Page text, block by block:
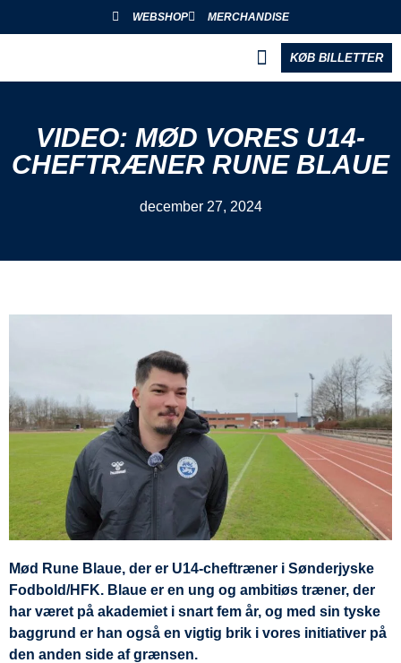
WEBSHOP MERCHANDISE
KØB BILLETTER
VIDEO: MØD VORES U14-
CHEFTRÆNER RUNE BLAUE
december 27, 2024
Mød Rune Blaue, der er U14-cheftræner i Sønderjyske
Fodbold/HFK. Blaue er en ung og ambitiøs træner, der
har været på akademiet i snart fem år, og med sin tyske
baggrund er han også en vigtig brik i vores initiativer på
den anden side af grænsen.